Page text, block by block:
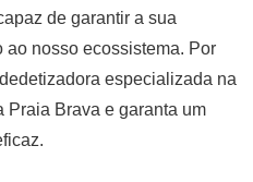
de garantir a sua
nosso ecossistema. Por
especializada na
Praia Brava e garanta um